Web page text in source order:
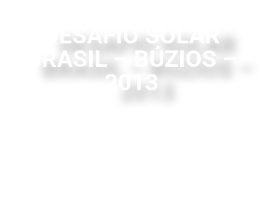
DESAFIO SOLAR
BRASIL – BÚZIOS –
2013